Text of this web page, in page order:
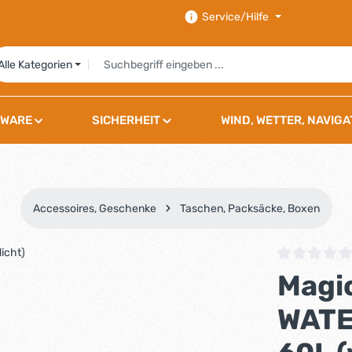
Service/Hilfe
Kategorien
SICHERHEIT WIND, WETTER,
Accessoires, Geschenke Taschen, Packsäcke, Boxen